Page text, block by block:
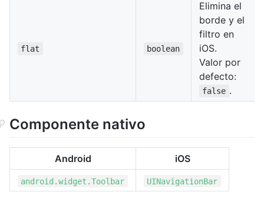
flat boolean
Elimina el
borde y el
filtro en
iOS.
Valor por
defecto:
false .
Componente nativo
Android iOS
android.widget.Toolbar UINavigationBar